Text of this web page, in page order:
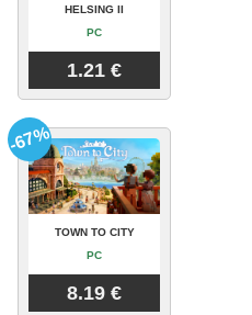
HELSING II
PC
1.21 €
TOWN TO CITY
PC
8.19 €
-67%